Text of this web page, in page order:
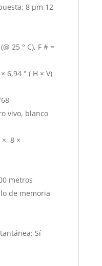
8 μm 12
25 ° C), F # =
6,94 ° ( H × V)
vivo, blanco
8 ×
metros
de memoria
Sí